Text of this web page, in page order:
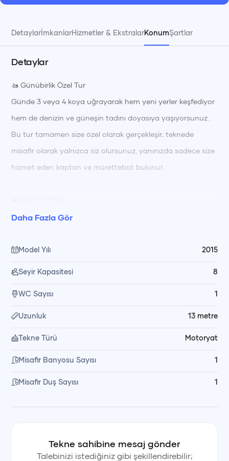
DetaylarİmkanlarHizmetler & EkstralarKonumŞartlar
Detaylar
🚤 Günübirlik Özel Tur
Günde 3 veya 4 koya uğrayarak hem yeni yerler keşfediyor
hem de denizin ve güneşin tadını doyasıya yaşıyorsunuz.
Bu tur tamamen size özel olarak gerçekleşir; teknede
misafir olarak yalnızca siz olursunuz, yanınızda sadece size
hizmet eden kaptan ve mürettebat bulunur.
Tur boyunca turkuaz sularda yüzme molaları 🏊‍♂️ vererek
🍽️ taze hazırlanmış yemeğiniz, koyun huzurlu manzarası
koyların sakin atmosferinde keyif yapabilirsiniz.
tekne mürettebatımız tarafından özenle hazırlanır ve servis
edilir. Yanınızda getirdiğiniz içecekler soğuk olarak saklanır
Kaptan
Daha Fazla Gör
Model Yılı 2015
Seyir Kapasitesi 8
WC Sayısı 1
Uzunluk 13 metre
Tekne Türü Motoryat
Misafir Banyosu Sayısı 1
Misafir Duş Sayısı 1
Tekne sahibine mesaj gönder
Talebinizi istediğiniz gibi şekillendirebilir;